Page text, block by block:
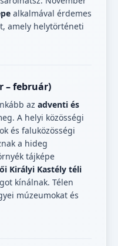
alkalmával érdemes
amely helytörténeti
– február)
az adventi és
A helyi közösségi
és faluközösségi
a hideg
tájképe
Királyi Kastély téli
kínálnak. Télen
múzeumokat és